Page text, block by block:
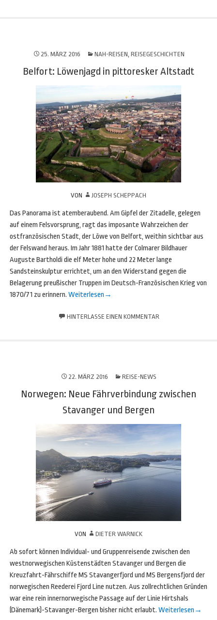
25. MÄRZ 2016 NAH-REISEN, REISEGESCHICHTEN
Belfort: Löwenjagd in pittoresker Altstadt
VON JOSEPH SCHEPPACH
Das Panorama ist atemberaubend. Am Gipfel der Zitadelle, gelegen
auf einem Felsvorsprung, ragt das imposante Wahrzeichen der
ostfranzösischen Stadt, der Löwe von Belfort, weithin sichtbar aus
der Felswand heraus. Im Jahr 1881 hatte der Colmarer Bildhauer
Auguste Bartholdi die elf Meter hohe und 22 Meter lange
Sandsteinskulptur errichtet, um an den Widerstand gegen die
Belagerung preußischer Truppen im Deutsch-Französischen Krieg von
1870/71 zu erinnern. Weiterlesen →
HINTERLASSE EINEN KOMMENTAR
22. MÄRZ 2016 REISE-NEWS
Norwegen: Neue Fährverbindung zwischen
Stavanger und Bergen
VON DIETER WARNICK
Ab sofort können Individual- und Gruppenreisende zwischen den
westnorwegischen Küstenstädten Stavanger und Bergen die
Kreuzfahrt-Fährschiffe MS Stavangerfjord und MS Bergensfjord der
norwegischen Reederei Fjord Line nutzen. Aus zollrechtlichen Gründen
war eine rein innernorwegische Passage auf der Linie Hirtshals
(Dänemark)-Stavanger-Bergen bisher nicht erlaubt. Weiterlesen →